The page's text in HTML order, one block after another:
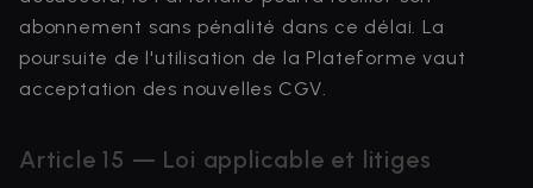
abonnement sans pénalité dans ce délai. La
poursuite de l'utilisation de la Plateforme vaut
acceptation des nouvelles CGV.
Article 15 — Loi applicable et litiges